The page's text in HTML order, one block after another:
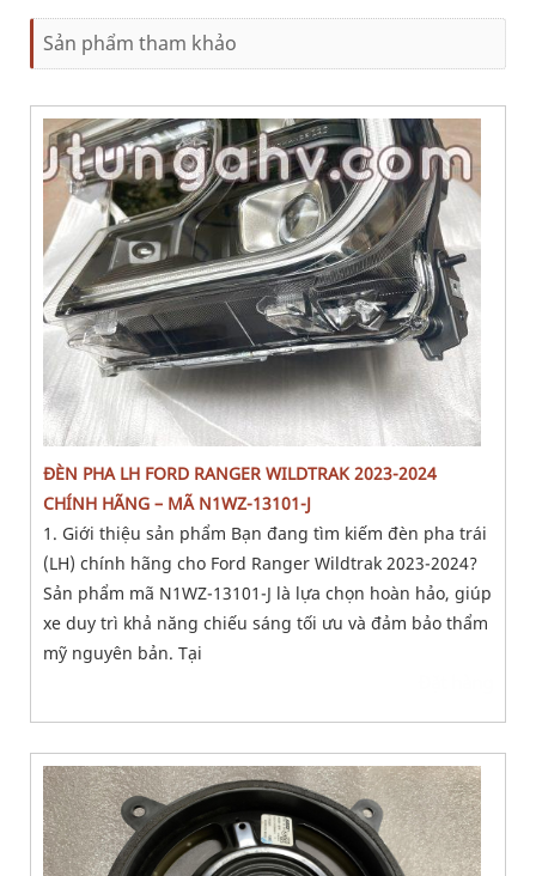
xe vận hành tốt, các bạn nên thay nhớt thường xuyên để
cho xe vận
Sản phẩm tham khảo
ĐÈN PHA LH FORD RANGER WILDTRAK 2023-2024
CHÍNH HÃNG – MÃ N1WZ-13101-J
1. Giới thiệu sản phẩm Bạn đang tìm kiếm đèn pha trái
(LH) chính hãng cho Ford Ranger Wildtrak 2023-2024?
Sản phẩm mã N1WZ-13101-J là lựa chọn hoàn hảo, giúp
xe duy trì khả năng chiếu sáng tối ưu và đảm bảo thẩm
mỹ nguyên bản. Tại